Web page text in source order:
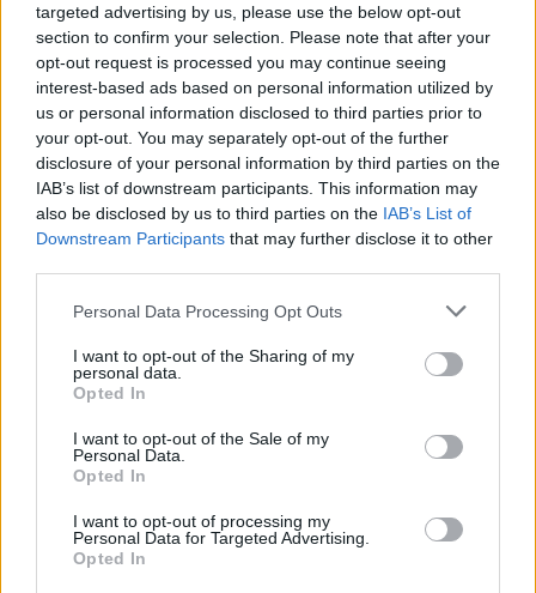
targeted advertising by us, please use the below opt-out
section to confirm your selection. Please note that after your
opt-out request is processed you may continue seeing
interest-based ads based on personal information utilized by
us or personal information disclosed to third parties prior to
your opt-out. You may separately opt-out of the further
disclosure of your personal information by third parties on the
IAB’s list of downstream participants. This information may
also be disclosed by us to third parties on the IAB’s List of
Downstream Participants that may further disclose it to other
Personal Data Processing Opt Outs
I want to opt-out of the Sharing of my
personal data.
Opted In
I want to opt-out of the Sale of my
Personal Data.
Opted In
I want to opt-out of processing my
Personal Data for Targeted Advertising.
Opted In
Arbitro: Andrew Brace
Assistenti:Frank Murphy, George Clancy
TMO:Brian McNeice
Consulta il catalogo palloni RM: